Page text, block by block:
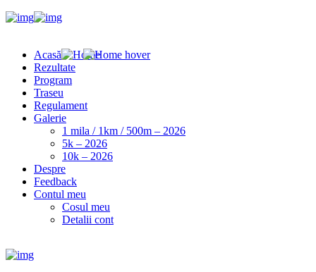
Acasă
Rezultate
Program
Traseu
Regulament
Galerie
1 mila / 1km / 500m – 2026
5k – 2026
10k – 2026
Despre
Feedback
Contul meu
Cosul meu
Detalii cont